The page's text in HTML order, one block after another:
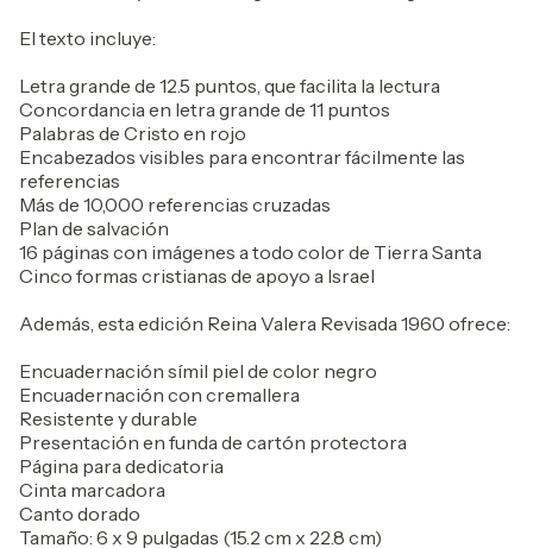
El texto incluye:
Letra grande de 12.5 puntos, que facilita la lectura
Concordancia en letra grande de 11 puntos
Palabras de Cristo en rojo
Encabezados visibles para encontrar fácilmente las
referencias
Más de 10,000 referencias cruzadas
Plan de salvación
16 páginas con imágenes a todo color de Tierra Santa
Cinco formas cristianas de apoyo a Israel
Además, esta edición Reina Valera Revisada 1960 ofrece:
Encuadernación símil piel de color negro
Encuadernación con cremallera
Resistente y durable
Presentación en funda de cartón protectora
Página para dedicatoria
Cinta marcadora
Canto dorado
Tamaño: 6 x 9 pulgadas (15.2 cm x 22.8 cm)